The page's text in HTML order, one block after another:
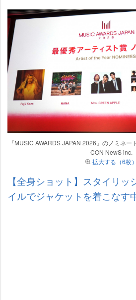
『MUSIC AWARDS JAPAN 2026』のノミネ
CON NewS inc.
拡大する（6枚）
【全身ショット】スタイリッ
イルでジャケットを着こなす